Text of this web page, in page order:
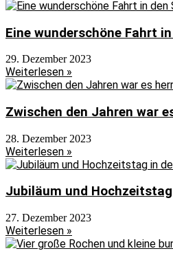
Eine wunderschöne Fahrt
29. Dezember 2023
Weiterlesen »
Zwischen den Jahren war
28. Dezember 2023
Weiterlesen »
Jubiläum und
27. Dezember 2023
Weiterlesen »